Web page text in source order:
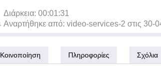
Διάρκεια: 00:01:31
Αναρτήθηκε από: video-services-2 στις 30-
Κοινοποίηση Πληροφορίες Σχόλια